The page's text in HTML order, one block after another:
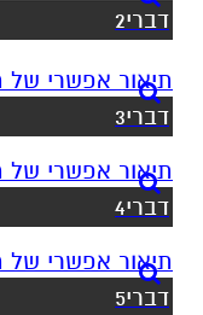
דברי2
דברי3
דברי4
דברי5